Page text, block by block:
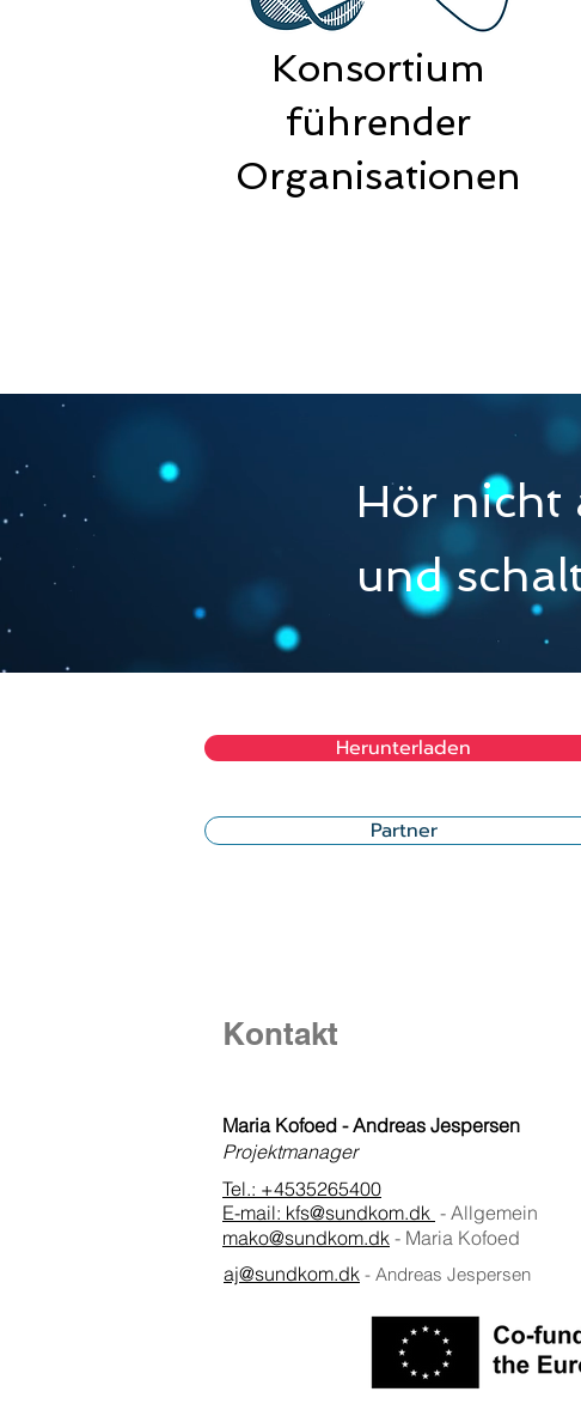
Konsortium
führender
Organisationen
Hör nicht
und
Herunterladen
Partner
Kontakt
Maria Kofoed - Andreas Jespersen
Projektmanager
Tel.: +4535265400
E-mail: kfs@sundkom.dk - Allgemein
mako@sundkom.dk - Maria Kofoed
aj@sundkom.dk - Andreas Jespersen